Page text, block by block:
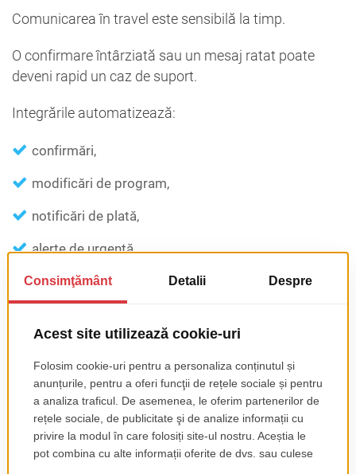
Comunicarea în travel este sensibilă la timp.
O confirmare întârziată sau un mesaj ratat poate
deveni rapid un caz de suport.
Integrările automatizează:
confirmări,
modificări de program,
notificări de plată,
alerte de urgență.
Reduc dependența de intervenția manuală și mențin
consistența comunicării, chiar și la volum mare.
Dezvoltăm conexiuni cu Twilio, Compaya și
Integrarea CRM: alinierea